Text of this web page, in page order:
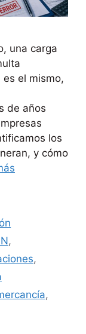
una carga
el mismo,
de años
los
y cómo
,
,
,